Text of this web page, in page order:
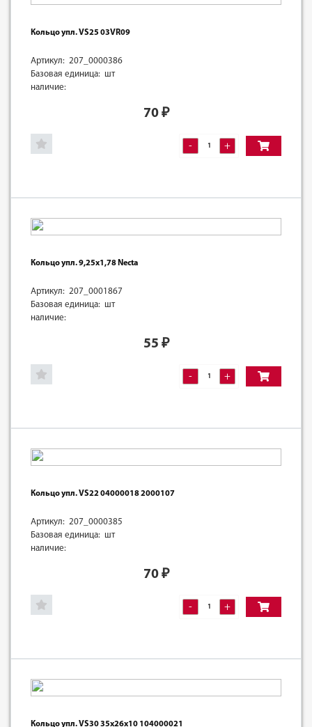
Кольцо упл. VS25 03VR09
Артикул: 207_0000386
Базовая единица: шт
наличие:
70₽
- +
Кольцо упл. 9,25х1,78 Necta
Артикул: 207_0001867
Базовая единица: шт
наличие:
55 ₽
- +
Кольцо упл. VS22 04000018 2000107
Артикул: 207_0000385
Базовая единица: шт
наличие:
70₽
- +
Кольцо упл. VS30 35х26х10 104000021